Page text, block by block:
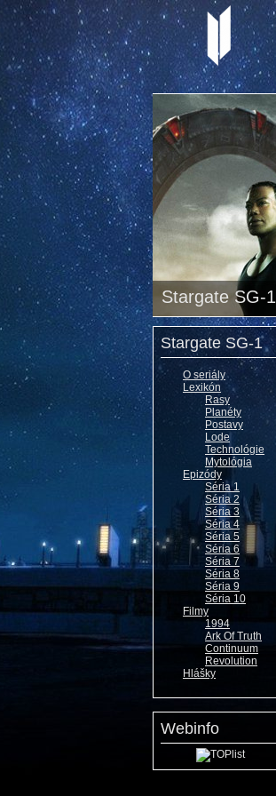
Stargate SG-1
Stargate SG-1
O seriály
Lexikón
Rasy
Planéty
Postavy
Lode
Technológie
Mytológia
Epizódy
Séria 1
Séria 2
Séria 3
Séria 4
Séria 5
Séria 6
Séria 7
Séria 8
Séria 9
Séria 10
Filmy
1994
Ark Of Truth
Continuum
Revolution
Hlášky
Webinfo